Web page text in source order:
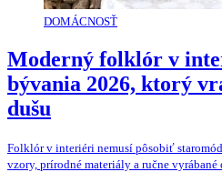
DOMÁCNOSŤ
Moderný folklór v
bývania 2026, ktorý
dušu
Folklór v interiéri nemusí pôsobiť
vzory, prírodné materiály a ručne